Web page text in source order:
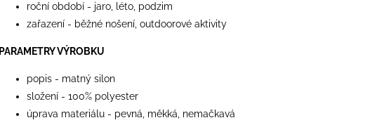
roční období - jaro, léto, podzim
zařazení - běžné nošení, outdoorové aktivity
PARAMETRY VÝROBKU
popis - matný silon
složení - 100% polyester
úprava materiálu - pevná, měkká, nemačkavá